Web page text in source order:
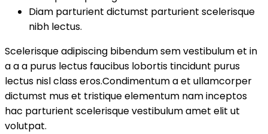
Diam parturient dictumst parturient scelerisque
nibh lectus.
Scelerisque adipiscing bibendum sem vestibulum et in
a a a purus lectus faucibus lobortis tincidunt purus
lectus nisl class eros.Condimentum a et ullamcorper
dictumst mus et tristique elementum nam inceptos
hac parturient scelerisque vestibulum amet elit ut
volutpat.